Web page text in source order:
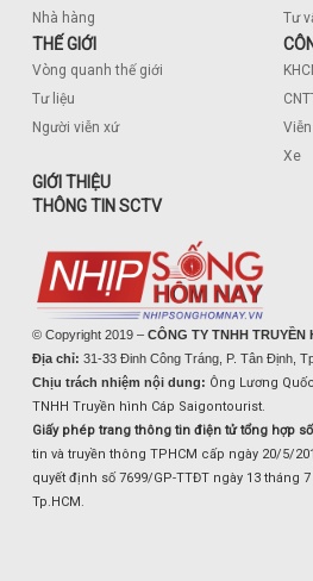
Nhà hàng
Tư
THẾ GIỚI
Vòng quanh thế giới
Tư liệu
Người viễn xứ
Xe
GIỚI THIỆU
THÔNG TIN SCTV
© Copyright 2019 – CÔNG TY TNHH TRUYỀN
Địa chỉ: 31-33 Đinh Công Tráng, P. Tân Định,
Chịu trách nhiệm nội dung: Ông Lương
TNHH Truyền hình Cáp Saigontourist.
Giấy phép trang thông tin điện tử tổng hợp
tin và truyền thông TPHCM cấp ngày 20/5/
quyết định số 7699/GP-TTĐT ngày 13 tháng
Tp.HCM.